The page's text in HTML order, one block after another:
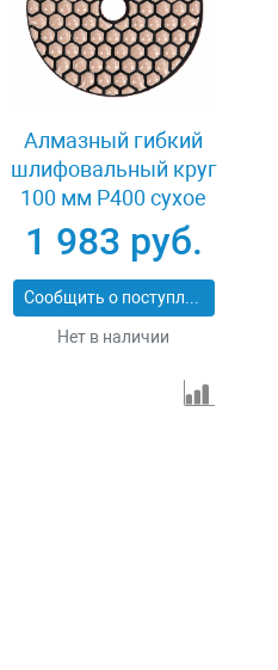
Алмазный гибкий
шлифовальный круг
100 мм P400 сухое
шлифование 5 шт
Matrix 73503
1 983 руб.
Сообщить о поступлении
Нет в наличии